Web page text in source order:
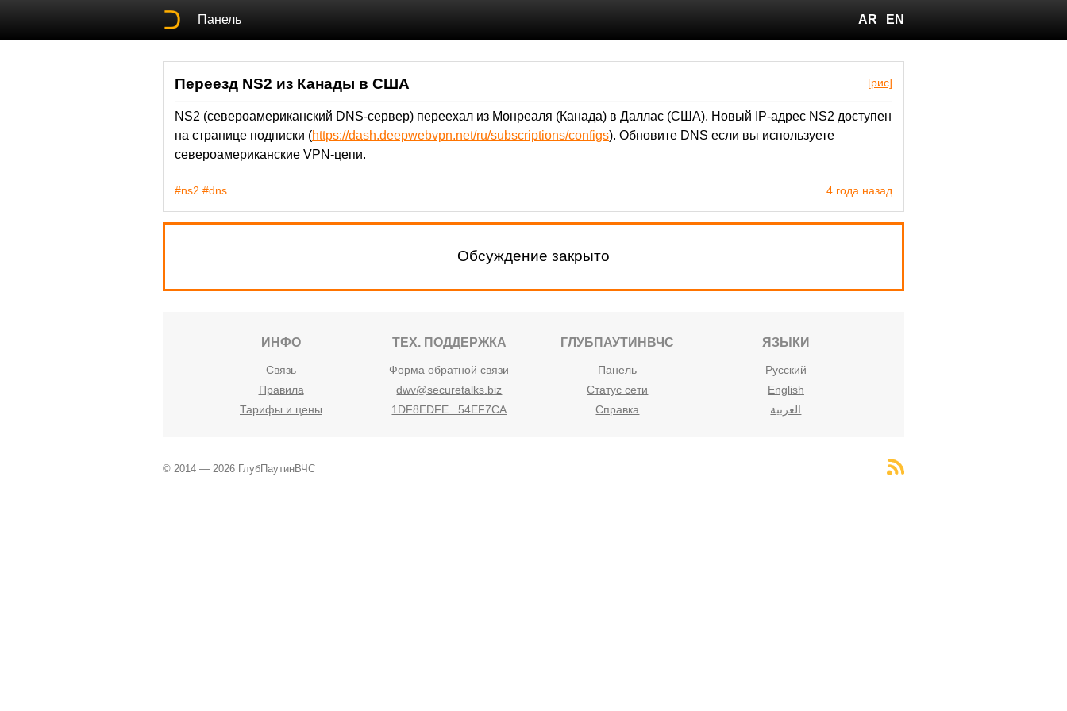
Панель AR EN
[рис]
Переезд NS2 из Канады в США
NS2 (североамериканский DNS-сервер) переехал из Монреаля (Канада) в Даллас (США). Новый IP-адрес NS2 доступен
на странице подписки (https://dash.deepwebvpn.net/ru/subscriptions/configs). Обновите DNS если вы используете
североамериканские VPN-цепи.
4 года назад
#ns2 #dns
Обсуждение закрыто
ИНФО
Связь
Правила
Тарифы и цены
ТЕХ. ПОДДЕРЖКА
Форма обратной связи
dwv@securetalks.biz
1DF8EDFE...54EF7CA
ГЛУБПАУТИНВЧС
Панель
Статус сети
Справка
ЯЗЫКИ
Русский
English
العربية
© 2014 — 2026 ГлубПаутинВЧС